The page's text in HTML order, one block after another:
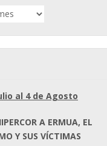
al 4 de Agosto
A ERMUA, EL
Y SUS VÍCTIMAS